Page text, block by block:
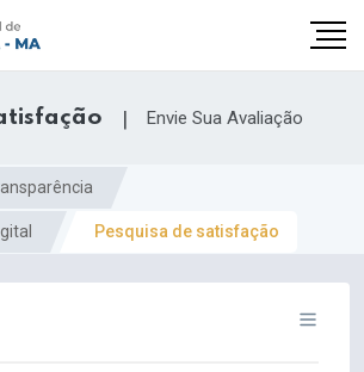
| Envie Sua Avaliação
Pesquisa de satisfação